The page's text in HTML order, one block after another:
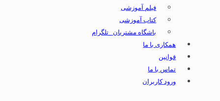
فیلم آموزشی
کتاب آموزشی
باشگاه مشتریان _تلگرام
همکاری با ما
قوانین
تماس با ما
ورود کاربران